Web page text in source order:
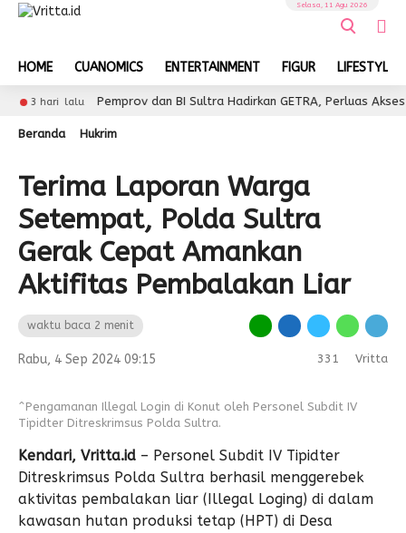
HOME CUANOMICS ENTERTAINMENT FIGUR LIFESTYLE
Selasa, 11 Agu 2026
lalu Pemprov dan BI Sultra Hadirkan GETRA, Perluas Akses UMKM
Beranda Hukrim
Terima Laporan Warga
Setempat, Polda Sultra
Gerak Cepat Amankan
Aktifitas Pembalakan Liar
waktu baca 2 menit
Rabu, 4 Sep 2024 09:15 331 Vritta
^Pengamanan Illegal Login di Konut oleh Personel Subdit IV
Tipidter Ditreskrimsus Polda Sultra.
Kendari, Vritta.id – Personel Subdit IV Tipidter
Ditreskrimsus Polda Sultra berhasil menggerebek
aktivitas pembalakan liar (Illegal Loging) di dalam
kawasan hutan produksi tetap (HPT) di Desa